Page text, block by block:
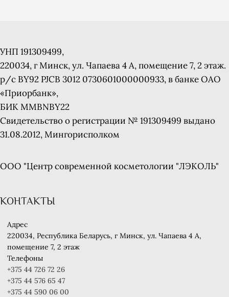
УНП 191309499,
220034, г Минск, ул. Чапаева 4 A, помещение 7, 2 этаж.
р/с BY92 PJCB 3012 0730601000000933, в банке ОАО
«Приорбанк»,
БИК MMBNBY22
Свидетельство о регистрации № 191309499 выдано
31.08.2012, Мингорисполком
ООО "Центр современной косметологии "ЛЭКОЛЬ"
КОНТАКТЫ
Адрес
220034, Республика Беларусь, г Минск, ул. Чапаева 4 A,
помещение 7, 2 этаж
Телефоны
+375 44 726 72 26
+375 44 576 65 47
+375 44 590 06 00